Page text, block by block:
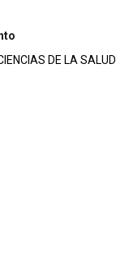
Y CIENCIAS DE LA SALUD